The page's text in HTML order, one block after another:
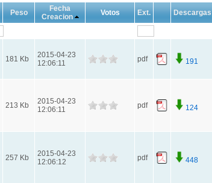
Peso
Fecha
Creacion
Votos Ext. Descargas
181 Kb
2015-04-23
12:06:11
pdf 191
213 Kb
2015-04-23
12:06:11
pdf 124
257 Kb
2015-04-23
12:06:12
pdf 448